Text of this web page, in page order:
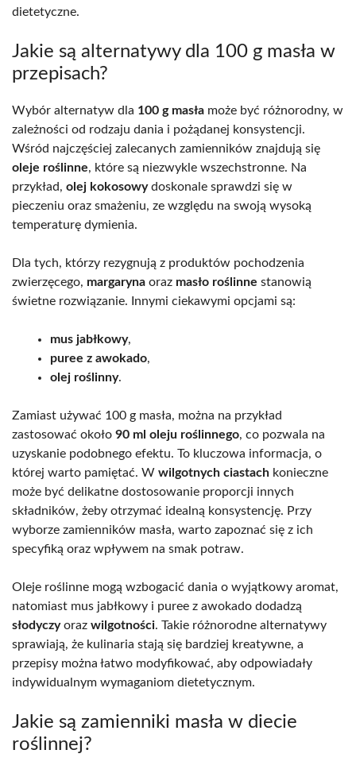
dietetyczne.
Jakie są alternatywy dla 100 g masła w
przepisach?
Wybór alternatyw dla 100 g masła może być różnorodny, w
zależności od rodzaju dania i pożądanej konsystencji.
Wśród najczęściej zalecanych zamienników znajdują się
oleje roślinne, które są niezwykle wszechstronne. Na
przykład, olej kokosowydoskonale sprawdzi się w
pieczeniu oraz smażeniu, ze względu na swoją wysoką
temperaturę dymienia.
Dla tych, którzy rezygnują z produktów pochodzenia
zwierzęcego, margaryna oraz masło roślinne stanowią
świetne rozwiązanie. Innymi ciekawymi opcjami są:
mus jabłkowy,
puree z awokado,
olej roślinny.
Zamiast używać 100 g masła, można na przykład
zastosować około 90 ml oleju roślinnego, co pozwala na
uzyskanie podobnego efektu. To kluczowa informacja, o
której warto pamiętać. W wilgotnych ciastach konieczne
może być delikatne dostosowanie proporcji innych
składników, żeby otrzymać idealną konsystencję. Przy
wyborze zamienników masła, warto zapoznać się z ich
specyfiką oraz wpływem na smak potraw.
Oleje roślinne mogą wzbogacić dania o wyjątkowy aromat,
natomiast mus jabłkowy i puree z awokado dodadzą
słodyczyoraz wilgotności. Takie różnorodne alternatywy
sprawiają, że kulinaria stają się bardziej kreatywne, a
przepisy można łatwo modyfikować, aby odpowiadały
indywidualnym wymaganiom dietetycznym.
Jakie są zamienniki masła w diecie
roślinnej?